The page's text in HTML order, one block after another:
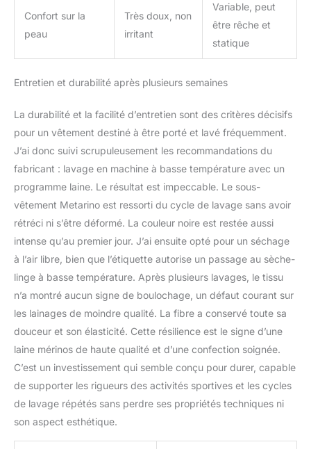
Confort sur la
peau
Très doux, non
irritant
Variable, peut
être rêche et
statique
Entretien et durabilité après plusieurs semaines
La durabilité et la facilité d’entretien sont des critères décisifs
pour un vêtement destiné à être porté et lavé fréquemment.
J’ai donc suivi scrupuleusement les recommandations du
fabricant : lavage en machine à basse température avec un
programme laine. Le résultat est impeccable. Le sous-
vêtement Metarino est ressorti du cycle de lavage sans avoir
rétréci ni s’être déformé. La couleur noire est restée aussi
intense qu’au premier jour. J’ai ensuite opté pour un séchage
à l’air libre, bien que l’étiquette autorise un passage au sèche-
linge à basse température. Après plusieurs lavages, le tissu
n’a montré aucun signe de boulochage, un défaut courant sur
les lainages de moindre qualité. La fibre a conservé toute sa
douceur et son élasticité. Cette résilience est le signe d’une
laine mérinos de haute qualité et d’une confection soignée.
C’est un investissement qui semble conçu pour durer, capable
de supporter les rigueurs des activités sportives et les cycles
de lavage répétés sans perdre ses propriétés techniques ni
son aspect esthétique.